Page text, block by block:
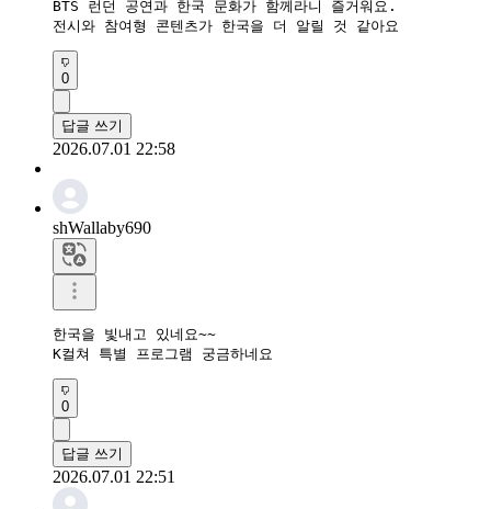
BTS 런던 공연과 한국 문화가 함께라니 즐거워요.
전시와 참여형 콘텐츠가 한국을 더 알릴 것 같아요
0
답글 쓰기
2026.07.01 22:58
shWallaby690
한국을 빛내고 있네요~~
K컬쳐 특별 프로그램 궁금하네요
0
답글 쓰기
2026.07.01 22:51